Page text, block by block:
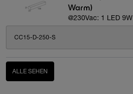
Warm)
@230Vac: 1 LED 9W
CC15-D-250-S
ALLE SEHEN